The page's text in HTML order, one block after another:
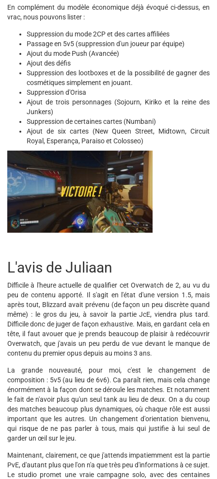
En complément du modèle économique déjà évoqué ci-dessus, en
vrac, nous pouvons lister :
Suppression du mode 2CP et des cartes affiliées
Passage en 5v5 (suppression d'un joueur par équipe)
Ajout du mode Push (Avancée)
Ajout des défis
Suppression des lootboxes et de la possibilité de gagner des
cosmétiques simplement en jouant.
Suppression d'Orisa
Ajout de trois personnages (Sojourn, Kiriko et la reine des
Junkers)
Suppression de certaines cartes (Numbani)
Ajout de six cartes (New Queen Street, Midtown, Circuit
Royal, Esperança, Paraiso et Colosseo)
L'avis de Juliaan
Difficile à l'heure actuelle de qualifier cet Overwatch de 2, au vu du
peu de contenu apporté. Il s'agit en l'état d'une version 1.5, mais
après tout, Blizzard avait prévenu (de façon un peu discrète quand
même) : le gros du jeu, à savoir la partie JcE, viendra plus tard.
Difficile donc de juger de façon exhaustive. Mais, en gardant cela en
tête, il faut avouer que je prends beaucoup de plaisir à redécouvrir
Overwatch, que j'avais un peu perdu de vue devant le manque de
contenu du premier opus depuis au moins 3 ans.
La grande nouveauté, pour moi, c'est le changement de
composition : 5v5 (au lieu de 6v6). Ca paraît rien, mais cela change
énormément à la façon dont se déroule les matches. Et notamment
le fait de n'avoir plus qu'un seul tank au lieu de deux. On a du coup
des matches beaucoup plus dynamiques, où chaque rôle est aussi
important que les autres. Un changement d'orientation bienvenu,
qui risque de ne pas parler à tous, mais qui justifie à lui seul de
garder un œil sur le jeu.
Maintenant, clairement, ce que j'attends impatiemment est la partie
PvE, d'autant plus que l'on n'a que très peu d'informations à ce sujet.
Le studio promet une vraie campagne solo, avec des centaines